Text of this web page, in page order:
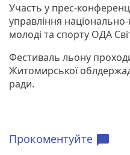
Участь у прес-
управління
молоді та спорту ОДА
Фестиваль льону
Житомирської
ради.
Прокоментуйте chat_bubble